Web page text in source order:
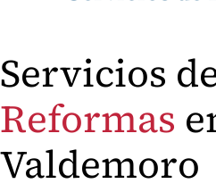
Servicios
Reformas
Valdemoro